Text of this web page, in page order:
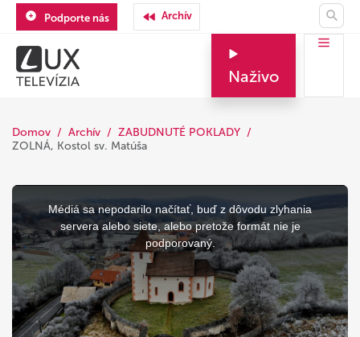
Podporte nás Archív
Naživo
Domov Archív
ZABUDNUTÉ POKLADY
ZOLNÁ, Kostol sv. Matúša
This
a
modal
window.
Médiá sa nepodarilo načítať, buď z dôvodu zlyhania
servera alebo siete, alebo pretože formát nie je
podporovaný.